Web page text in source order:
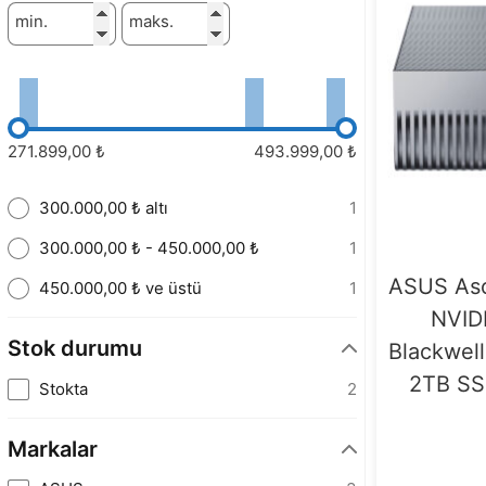
ASUS
2TB
min. maks.
271.899,00 ₺ 493.999,00 ₺
300.000,00 ₺ altı
1
300.000,00 ₺ - 450.000,00 ₺
1
450.000,00 ₺ ve üstü
1
Stok durumu
Stokta 2
Markalar